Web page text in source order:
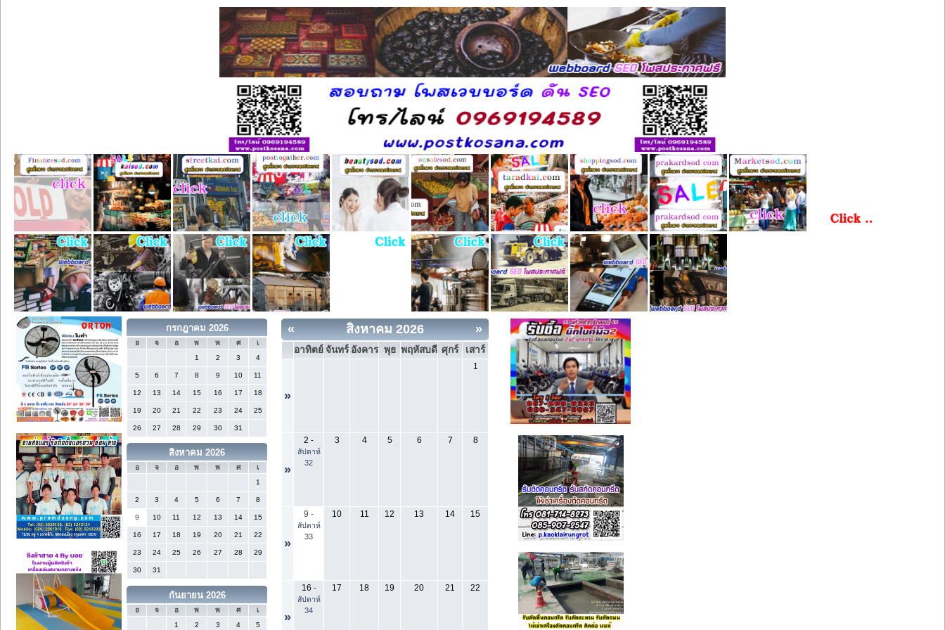
กรกฎาคม 2026
อ จ อ พ พ ศ
เ
1
2 3 4
5 6 7 8 9 10 11
12 13 14 15 16 17 18
19 20 21 22 23 24 25
26 27 28 29 30 31
สิงหาคม 2026
อ จ อ พ พ ศ
เ
1
2 3 4 5 6 7 8
9 10 11 12 13 14 15
16 17 18 19 20 21 22
23 24 25 26 27 28 29
30 31
กันยายน 2026
อ จ อ พ พ ศ
เ
1
2 3 4 5
« »
สิงหาคม 2026
อาทิตย์ จันทร์ อังคาร พุธ พฤหัสบดี ศุกร์ เสาร์
»
1
»
2 -
สัปดาห์
32
3 4 5 6 7 8
»
9 -
สัปดาห์
33
10 11 12 13 14 15
»
16 -
สัปดาห์
34
17 18 19 20 21 22